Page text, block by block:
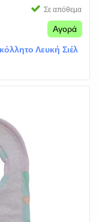
Σε απόθεμα
Αγορά
Λευκή Σιέλ